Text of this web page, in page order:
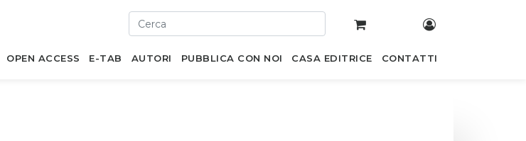
OPEN ACCESS E-TAB AUTORI PUBBLICA CON NOI CASA EDITRICE CONTATTI